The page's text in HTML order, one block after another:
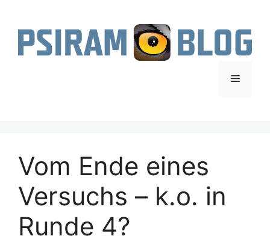
springen
Menü
Vom Ende eines
Versuchs – k.o. in
Runde 4?